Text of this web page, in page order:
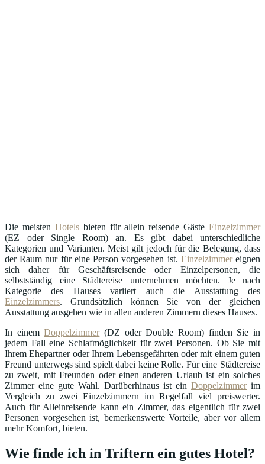
Die meisten Hotelsbieten für allein reisende Gäste Einzelzimmer
(EZ oder Single Room) an. Es gibt dabei unterschiedliche
Kategorien und Varianten. Meist gilt jedoch für die Belegung, dass
der Raum nur für eine Person vorgesehen ist. Einzelzimmereignen
sich daher für Geschäftsreisende oder Einzelpersonen, die
selbstständig eine Städtereise unternehmen möchten. Je nach
Kategorie des Hauses variiert auch die Ausstattung des
Einzelzimmers. Grundsätzlich können Sie von der gleichen
Ausstattung ausgehen wie in allen anderen Zimmern dieses Hauses.
In einemDoppelzimmer(DZ oder Double Room) finden Sie in
jedem Fall eine Schlafmöglichkeit für zwei Personen. Ob Sie mit
Ihrem Ehepartner oder Ihrem Lebensgefährten oder mit einem guten
Freund unterwegs sind spielt dabei keine Rolle. Für eine Städtereise
zu zweit, mit Freunden oder einen anderen Urlaub ist ein solches
Zimmer eine gute Wahl. Darüberhinaus ist ein Doppelzimmerim
Vergleich zu zwei Einzelzimmern im Regelfall viel preiswerter.
Auch für Alleinreisende kann ein Zimmer, das eigentlich für zwei
Personen vorgesehen ist, bemerkenswerte Vorteile, aber vor allem
mehr Komfort, bieten.
Wie finde ich in Triftern ein gutes Hotel?